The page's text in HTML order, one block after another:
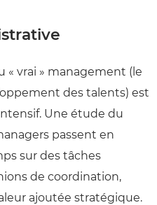
« vrai » management (le
des talents) est
Une étude du
passent en
sur des tâches
de coordination,
ajoutée stratégique.